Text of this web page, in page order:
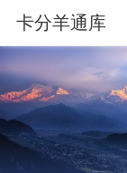
卡分羊通库